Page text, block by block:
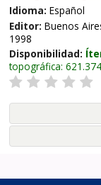
Idioma: Español
Editor: Buenos
1998
Disponibilidad:
topográfica: